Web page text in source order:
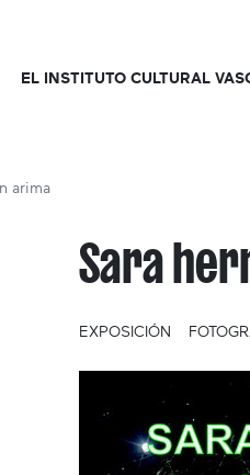
EL INSTITUTO CULTURAL
arima
Sara
EXPOSICIÓN